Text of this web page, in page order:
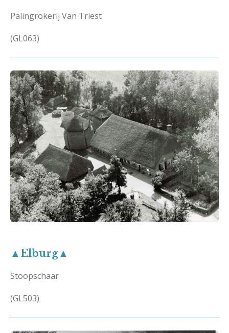
Palingrokerij Van Triest
(GL063)
▲Elburg▲
Stoopschaar
(GL503)